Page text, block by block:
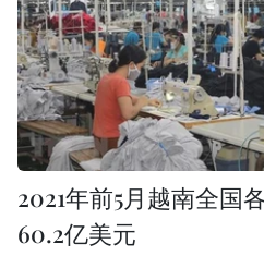
2021年前5月越南全国
60.2亿美元